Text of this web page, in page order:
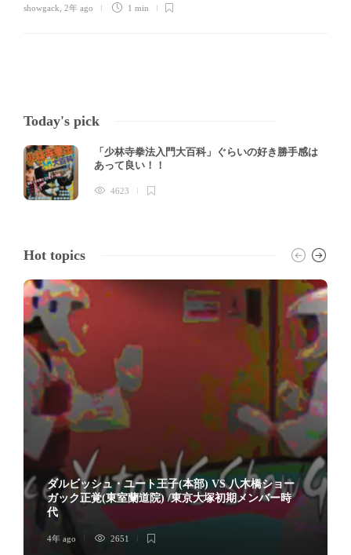
showgack 2年 ago 1 min
Today's pick
「少林寺拳法入門大百科」ぐらいの好き勝手感は
あって良い！！
4623
Hot topics
ダルビッシュ・ユート王子(本部) VS 八木橋ショー
ガック正覚(東室蘭道院) /東京大塚初期メンバー時
代
4年 ago 2651